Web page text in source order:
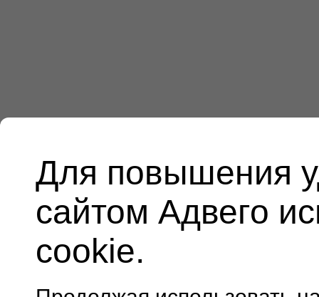
Для повышения
сайтом Адвего
cookie.